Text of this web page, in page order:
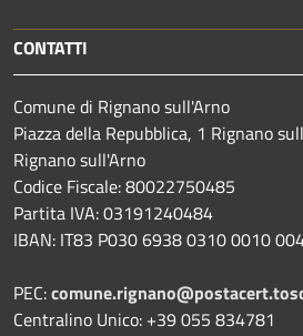
CONTATTI
Comune di Rignano sull'Arno
Piazza della Repubblica, 1 Rignano
Rignano sull'Arno
Codice Fiscale: 80022750485
Partita IVA: 03191240484
IBAN: IT83 P030 6938 0310 0010
PEC:
Centralino Unico: +39 055 834781